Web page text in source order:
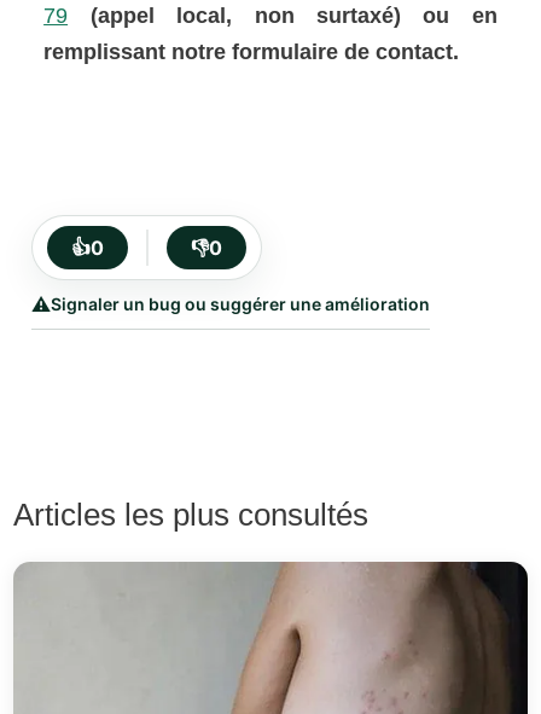
79 (appel local, non surtaxé) ou en
remplissant notre formulaire de contact.
👍0 👎0
⚠️Signaler un bug ou suggérer une amélioration
Articles les plus consultés